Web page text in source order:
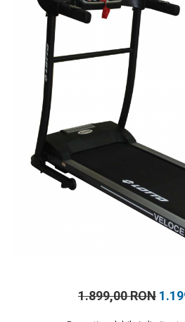
Accesorii inot
Genti si rucsacuri
Tricouri, pantaloni, bluze
Costume profesionale inot
1.899,00 RON